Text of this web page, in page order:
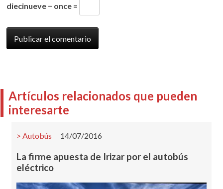
diecinueve − once =
Artículos relacionados que pueden
interesarte
Autobús 14/07/2016
La firme apuesta de Irizar por el autobús
eléctrico